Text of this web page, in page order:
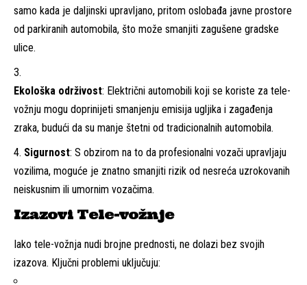
samo kada je daljinski upravljano, pritom oslobađa javne prostore
od parkiranih automobila, što može smanjiti zagušene gradske
ulice.
Ekološka održivost: Električni automobili koji se koriste za tele-
vožnju mogu doprinijeti smanjenju emisija ugljika i zagađenja
zraka, budući da su manje štetni od tradicionalnih automobila.
Sigurnost: S obzirom na to da profesionalni vozači upravljaju
vozilima, moguće je znatno smanjiti rizik od nesreća uzrokovanih
neiskusnim ili umornim vozačima.
Izazovi Tele-vožnje
Iako tele-vožnja nudi brojne prednosti, ne dolazi bez svojih
izazova. Ključni problemi uključuju: